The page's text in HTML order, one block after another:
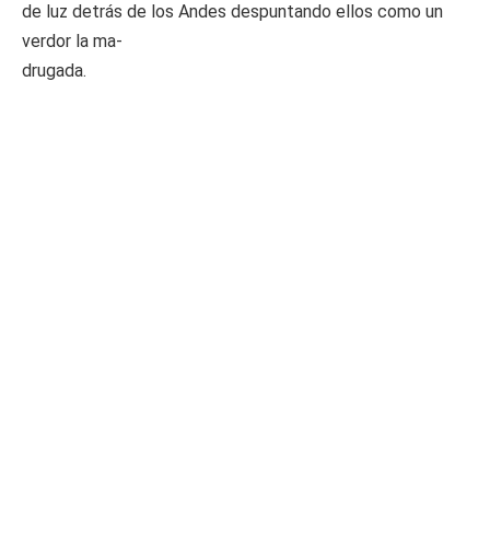
de luz detrás de los Andes despuntando ellos como un
verdor la ma-
drugada.